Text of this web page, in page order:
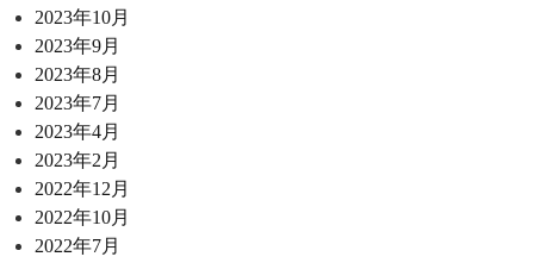
2023年10月
2023年9月
2023年8月
2023年7月
2023年4月
2023年2月
2022年12月
2022年10月
2022年7月